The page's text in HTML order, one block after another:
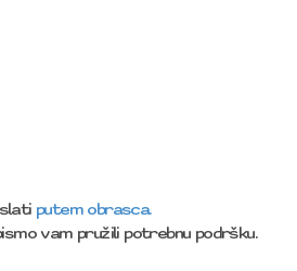
putem obrasca.
vam pružili potrebnu podršku.